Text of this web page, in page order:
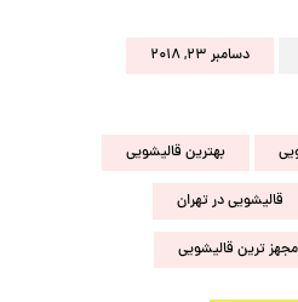
دسامبر ۲۳, ۲۰۱۸
بهترین قالیشویی
قالیشویی در تهران
مجهز ترین قالیشویی